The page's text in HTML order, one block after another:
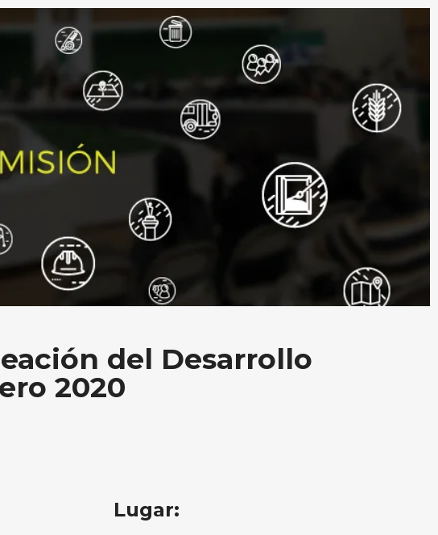
del Desarrollo
2020
Lugar: